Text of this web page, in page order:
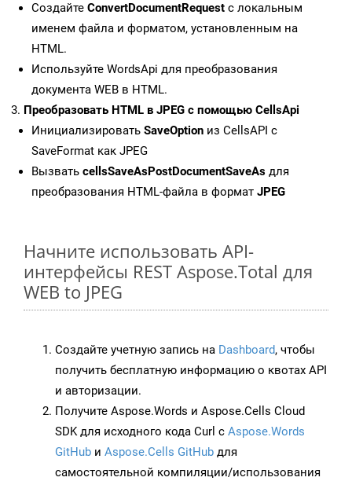
Создайте ConvertDocumentRequest с локальным
именем файла и форматом, установленным на
HTML.
Используйте WordsApi для преобразования
документа WEB в HTML.
Преобразовать HTML в JPEG с помощью CellsApi
Инициализировать SaveOption из CellsAPI с
SaveFormat как JPEG
Вызвать cellsSaveAsPostDocumentSaveAs для
преобразования HTML-файла в формат JPEG
Начните использовать API-
интерфейсы REST Aspose.Total для
WEB to JPEG
Создайте учетную запись на Dashboard, чтобы
получить бесплатную информацию о квотах API
и авторизации.
Получите Aspose.Words и Aspose.Cells Cloud
SDK для исходного кода Curl с Aspose.Words
GitHub и Aspose.Cells GitHub для
самостоятельной компиляции/использования